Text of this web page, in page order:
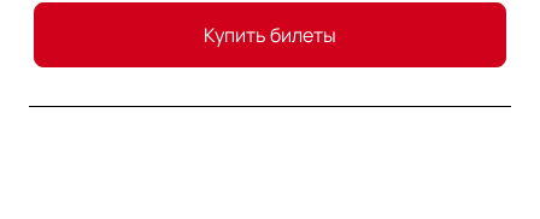
Купить билеты